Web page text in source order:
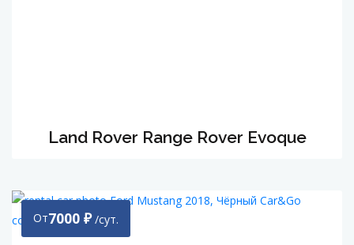
Land Rover Range Rover Evoque
От7000 ₽ /сут.